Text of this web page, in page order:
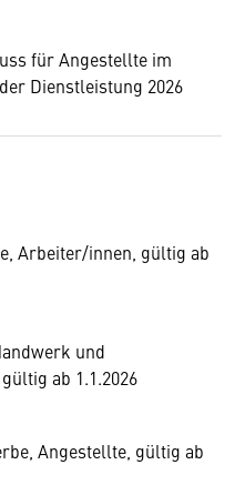
für Angestellte im
Dienstleistung 2026
Arbeiter/innen, gültig ab
und
ab 1.1.2026
Angestellte, gültig ab